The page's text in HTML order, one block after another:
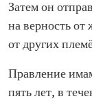
Затем он
на верность от
от других
Правление
пять лет, в